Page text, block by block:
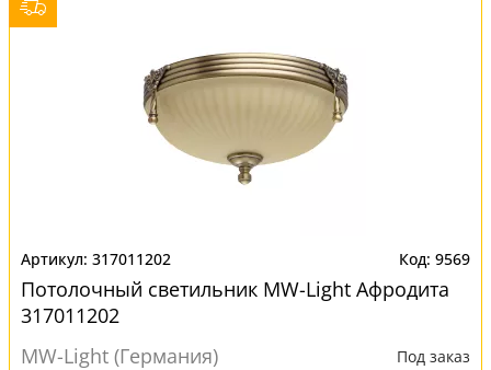
317011202 9569
Потолочный светильник MW-Light Афродита
317011202
MW-Light (Германия)
Под заказ